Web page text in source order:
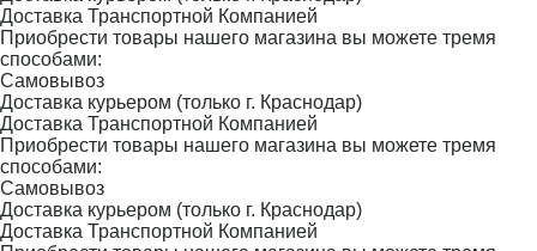
Доставка Транспортной Компанией
Приобрести товары нашего магазина вы можете тремя
способами:
Самовывоз
Доставка курьером (только г. Краснодар)
Доставка Транспортной Компанией
Приобрести товары нашего магазина вы можете тремя
способами:
Самовывоз
Доставка курьером (только г. Краснодар)
Доставка Транспортной Компанией